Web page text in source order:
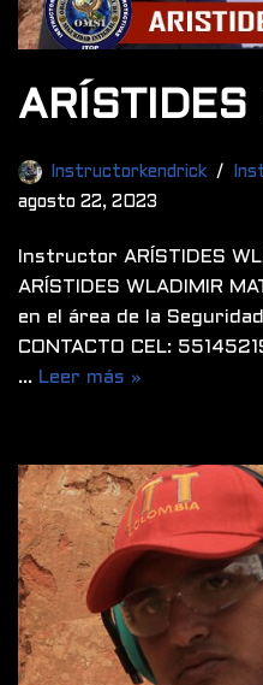
ARÍSTIDES
Instructorkendrick
agosto 22, 2023
Instructor ARÍSTIDES
ARÍSTIDES WLADIMIR
en el área de la
CONTACTO CEL:
… Leer más »